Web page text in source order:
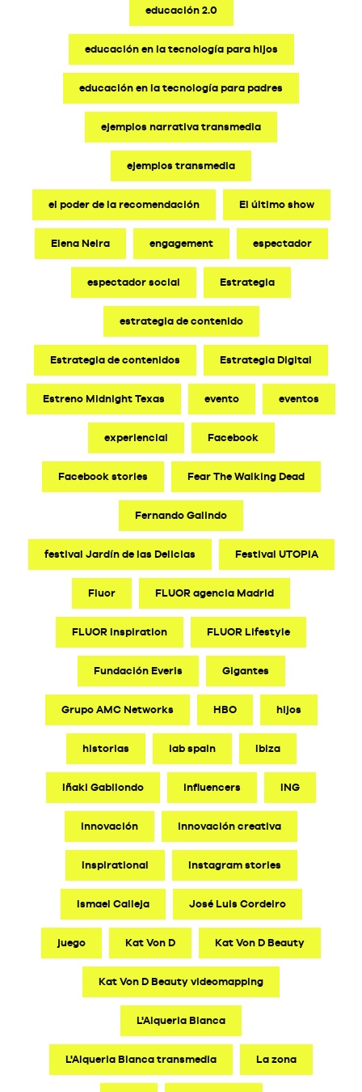
educación 2.0
educación en la tecnología para hijos
educación en la tecnología para padres
ejemplos narrativa transmedia
ejemplos transmedia
el poder de la recomendación El último show
Elena Neira engagement espectador
espectador social Estrategia
estrategia de contenido
Estrategia de contenidos Estrategia Digital
Estreno Midnight Texas evento eventos
experiencial Facebook
Facebook stories Fear The Walking Dead
Fernando Galindo
festival Jardín de las Delicias Festival UTOPIA
Fluor FLUOR agencia Madrid
FLUOR Inspiration FLUOR Lifestyle
Fundación Everis Gigantes
Grupo AMC Networks HBO hijos
historias iab spain Ibiza
Iñaki Gabilondo influencers ING
innovación innovación creativa
Inspirational Instagram stories
Ismael Calleja José Luis Cordeiro
juego Kat Von D Kat Von D Beauty
Kat Von D Beauty videomapping
L'Alqueria Blanca
L'Alqueria Blanca transmedia La zona